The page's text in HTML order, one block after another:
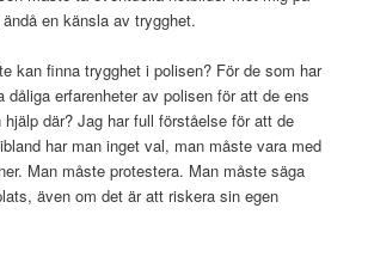
en känsla av trygghet.
kan finna trygghet i polisen? För de som har
erfarenheter av polisen för att de ens
där? Jag har full förståelse för att de
har man inget val, man måste vara med
Man måste protestera. Man måste säga
även om det är att riskera sin egen